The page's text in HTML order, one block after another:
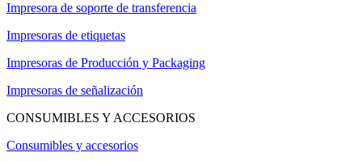
Impresora de soporte de transferencia
Impresoras de etiquetas
Impresoras de Producción y Packaging
Impresoras de señalización
CONSUMIBLES Y ACCESORIOS
Consumibles y accesorios